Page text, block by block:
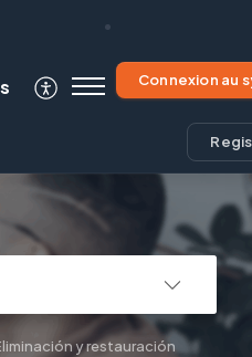
y restauración